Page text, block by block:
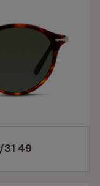
31 49